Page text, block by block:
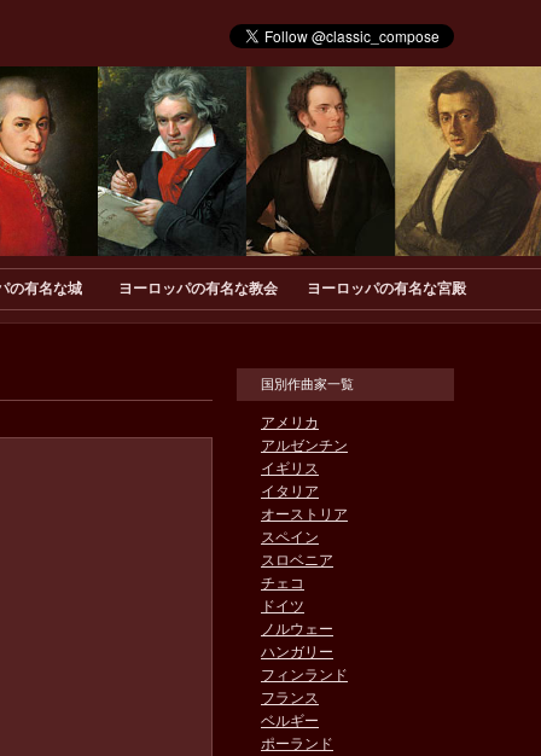
の有名な城 ヨーロッパの有名な教会 ヨーロッパの有名な宮殿
国別作曲家一覧
アメリカ
アルゼンチン
イギリス
イタリア
オーストリア
スペイン
スロベニア
チェコ
ドイツ
ノルウェー
ハンガリー
フィンランド
フランス
ベルギー
ポーランド